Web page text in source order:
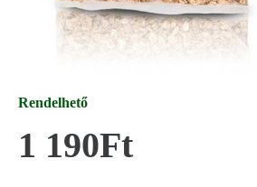
Rendelhető
1 190Ft